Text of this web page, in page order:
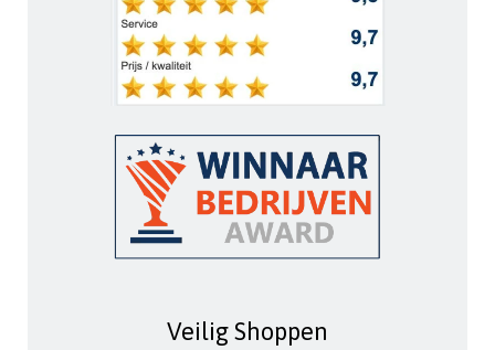
Veilig Shoppen